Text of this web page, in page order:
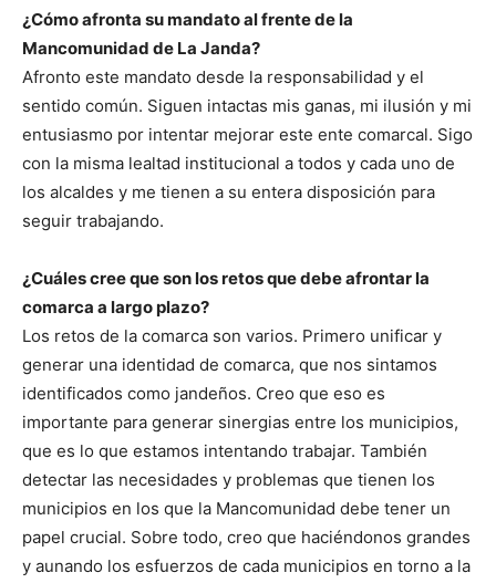
¿Cómo afronta su mandato al frente de la
Mancomunidad de La Janda?
Afronto este mandato desde la responsabilidad y el
sentido común. Siguen intactas mis ganas, mi ilusión y mi
entusiasmo por intentar mejorar este ente comarcal. Sigo
con la misma lealtad institucional a todos y cada uno de
los alcaldes y me tienen a su entera disposición para
seguir trabajando.
¿Cuáles cree que son los retos que debe afrontar la
comarca a largo plazo?
Los retos de la comarca son varios. Primero unificar y
generar una identidad de comarca, que nos sintamos
identificados como jandeños. Creo que eso es
importante para generar sinergias entre los municipios,
que es lo que estamos intentando trabajar. También
detectar las necesidades y problemas que tienen los
municipios en los que la Mancomunidad debe tener un
papel crucial. Sobre todo, creo que haciéndonos grandes
y aunando los esfuerzos de cada municipios en torno a la